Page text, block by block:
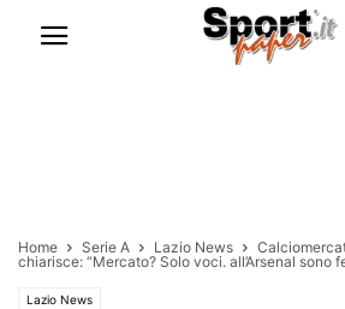
Home Serie A Lazio News
chiarisce: “Mercato? Solo voci. all’Arsenal sono
Lazio News